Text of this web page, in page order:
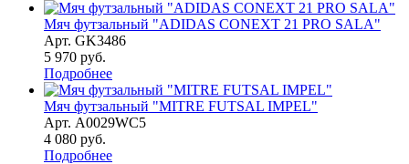
Мяч футзальный "ADIDAS CONEXT 21 PRO SALA"
Арт. GK3486
5 970 руб.
Подробнее
Мяч футзальный "MITRE FUTSAL IMPEL"
Арт. A0029WC5
4 080 руб.
Подробнее